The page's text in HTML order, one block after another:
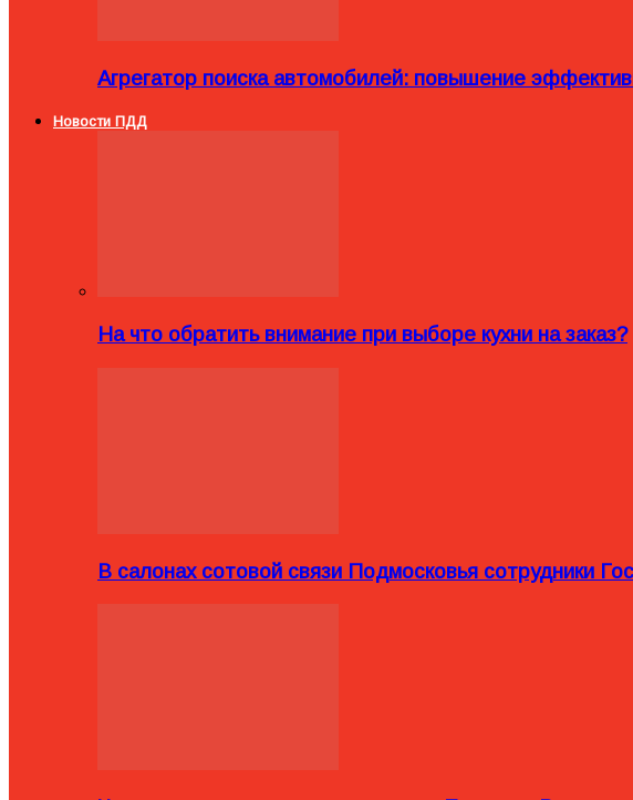
Агрегатор поиска автомобилей: повышение
Новости ПДД
На что обратить внимание при выборе кухни на заказ?
В салонах сотовой связи Подмосковья сотрудники